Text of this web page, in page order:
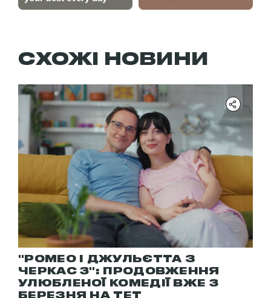
СХОЖІ НОВИНИ
"РОМЕО І ДЖУЛЬЄТТА З
ЧЕРКАС 3": ПРОДОВЖЕННЯ
УЛЮБЛЕНОЇ КОМЕДІЇ ВЖЕ 3
БЕРЕЗНЯ НА ТЕТ